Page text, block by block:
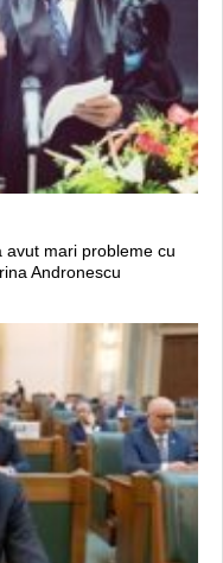
avut mari probleme cu
Andronescu